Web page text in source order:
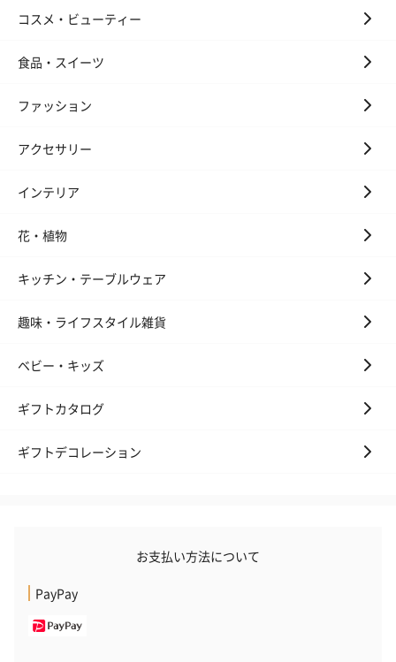
コスメ・ビューティー
食品・スイーツ
ファッション
アクセサリー
インテリア
花・植物
キッチン・テーブルウェア
趣味・ライフスタイル雑貨
ベビー・キッズ
ギフトカタログ
ギフトデコレーション
お支払い方法について
PayPay